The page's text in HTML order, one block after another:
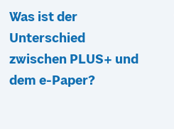
Was ist der
Unterschied
zwischen PLUS+ und
dem e-Paper?